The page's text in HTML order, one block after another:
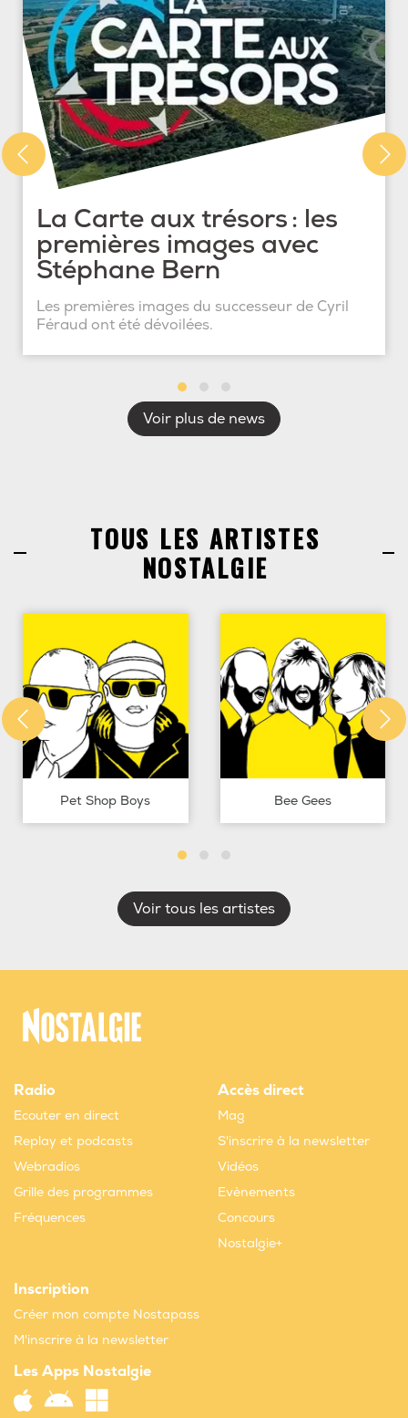
La Carte aux trésors : les
premières images avec
Stéphane Bern
Les premières images du successeur de Cyril
Féraud ont été dévoilées.
Voir plus de news
TOUS LES ARTISTES
NOSTALGIE
Pet Shop Boys Bee Gees
Voir tous les artistes
Radio
Ecouter en direct
Replay et podcasts
Webradios
Grille des programmes
Fréquences
Accès direct
Mag
S'inscrire à la newsletter
Vidéos
Evènements
Concours
Nostalgie+
Inscription
Créer mon compte Nostapass
M'inscrire à la newsletter
Les Apps Nostalgie